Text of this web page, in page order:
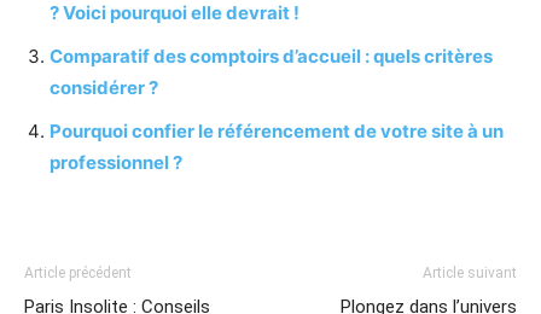
? Voici pourquoi elle devrait !
Comparatif des comptoirs d’accueil : quels critères
considérer ?
Pourquoi confier le référencement de votre site à un
professionnel ?
Article précédent
Paris Insolite : Conseils
Article suivant
Plongez dans l’univers